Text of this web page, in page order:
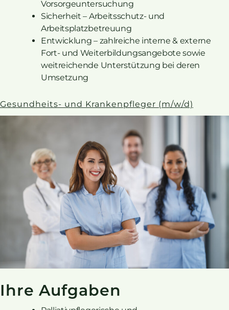
Vorsorgeuntersuchung
Sicherheit – Arbeitsschutz- und
Arbeitsplatzbetreuung
Entwicklung – zahlreiche interne & externe
Fort- und Weiterbildungsangebote sowie
weitreichende Unterstützung bei deren
Umsetzung
Gesundheits- und Krankenpfleger (m/w/d)
Ihre Aufgaben